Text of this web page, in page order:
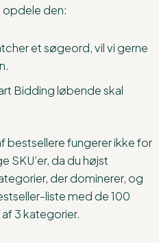
den:
et søgeord, vil vi gerne
Bidding løbende skal
bestsellere fungerer ikke for
SKU’er, da du højst
der dominerer, og
liste med de 100
3 kategorier.